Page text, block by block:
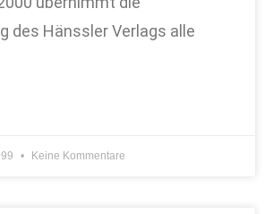
des Hänssler Verlags alle
Keine Kommentare